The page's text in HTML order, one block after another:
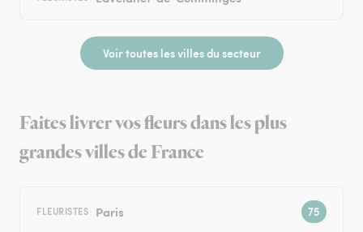
Voir toutes les villes du secteur
Faites livrer vos fleurs dans les plus
grandes villes de France
FLEURISTES Paris